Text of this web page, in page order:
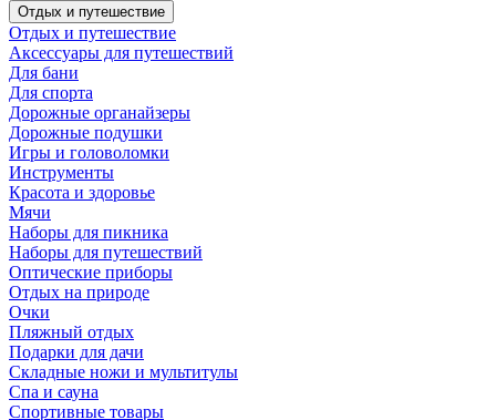
Отдых и путешествие
Отдых и путешествие
Аксессуары для путешествий
Для бани
Для спорта
Дорожные органайзеры
Дорожные подушки
Игры и головоломки
Инструменты
Красота и здоровье
Мячи
Наборы для пикника
Наборы для путешествий
Оптические приборы
Отдых на природе
Очки
Пляжный отдых
Подарки для дачи
Складные ножи и мультитулы
Спа и сауна
Спортивные товары